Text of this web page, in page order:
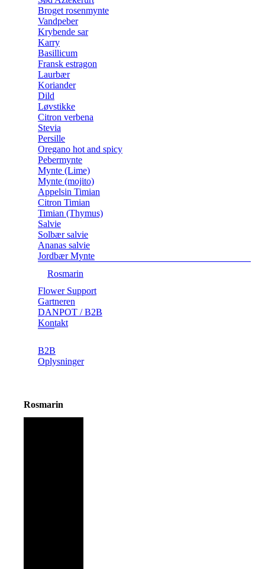
Broget rosenmynte
Vandpeber
Krybende sar
Karry
Basillicum
Fransk estragon
Laurbær
Koriander
Dild
Løvstikke
Citron verbena
Stevia
Persille
Oregano hot and spicy
Pebermynte
Mynte (Lime)
Mynte (mojito)
Appelsin Timian
Citron Timian
Timian (Thymus)
Salvie
Solbær salvie
Ananas salvie
Jordbær Mynte
Rosmarin
Flower Support
Gartneren
DANPOT / B2B
Kontakt
B2B
Oplysninger
Rosmarin